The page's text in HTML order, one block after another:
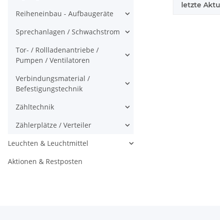
letzte
Reiheneinbau - Aufbaugeräte
Sprechanlagen / Schwachstrom
Tor- / Rollladenantriebe /
Pumpen / Ventilatoren
Verbindungsmaterial /
Befestigungstechnik
Zähltechnik
Zählerplätze / Verteiler
Leuchten & Leuchtmittel
Aktionen & Restposten